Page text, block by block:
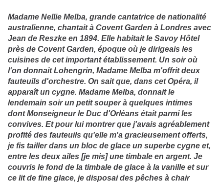
Madame Nellie Melba, grande cantatrice de nationalité
australienne, chantait à Covent Garden à Londres avec
Jean de Reszke en 1894. Elle habitait le Savoy Hôtel
près de Covent Garden, époque où je dirigeais les
cuisines de cet important établissement. Un soir où
l'on donnait Lohengrin, Madame Melba m'offrit deux
fauteuils d'orchestre. On sait que, dans cet Opéra, il
apparaît un cygne. Madame Melba, donnait le
lendemain soir un petit souper à quelques intimes
dont Monseigneur le Duc d'Orléans était parmi les
convives. Et pour lui montrer que j'avais agréablement
profité des fauteuils qu'elle m'a gracieusement offerts,
je fis tailler dans un bloc de glace un superbe cygne et,
entre les deux ailes [je mis] une timbale en argent. Je
couvris le fond de la timbale de glace à la vanille et sur
ce lit de fine glace, je disposai des pêches à chair